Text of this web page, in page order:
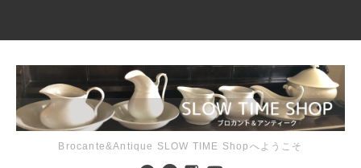
Brocante&Antique SLOW TIME Shopへようこそ